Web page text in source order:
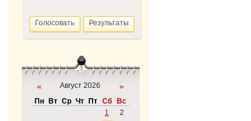
« Август 2026 »
Пн Вт Ср Чт Пт Сб
Вс
1
2